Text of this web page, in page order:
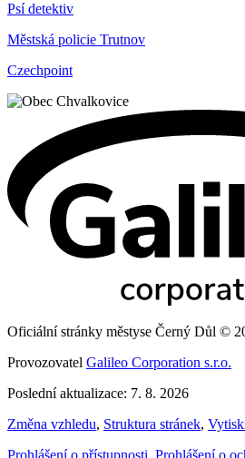
Psí detektiv
Městská policie Trutnov
Czechpoint
Oficiální stránky městyse Černý Důl ©
Provozovatel Galileo Corporation s.r.o.
Poslední aktualizace: 7. 8. 2026
Změna vzhledu, Struktura stránek,